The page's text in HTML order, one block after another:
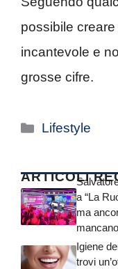
possibile
incantevole e
grosse cifre.
Categorie
Lifestyle
ARTICOLI
a “La
ma
Igiene
trovi